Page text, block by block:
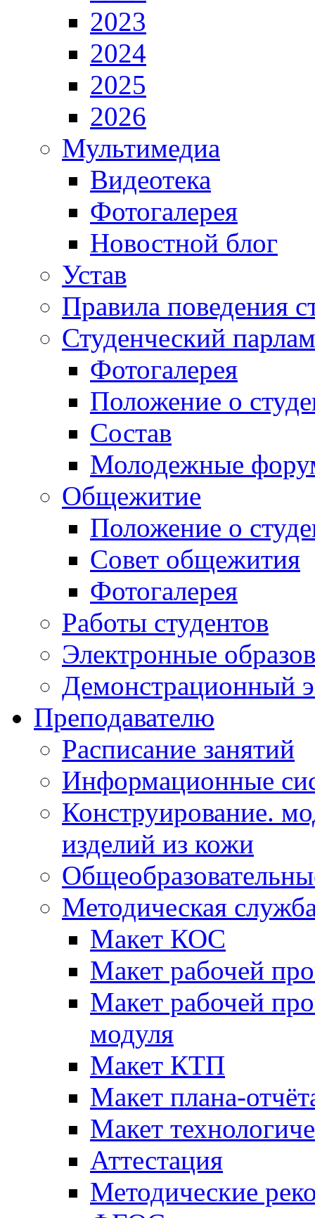
2023
2024
2025
2026
Мультимедиа
Видеотека
Фотогалерея
Новостной блог
Устав
Правила поведения
Студенческий
Фотогалерея
Положение о
Состав
Молодежные
Общежитие
Положение о
Совет общежития
Фотогалерея
Работы студентов
Электронные
Демонстрационный
Преподавателю
Расписание занятий
Информационные
Конструирование.
изделий из кожи
Методическая
Макет КОС
Макет рабочей
Макет рабочей
модуля
Макет КТП
Макет плана-
Макет
Аттестация
Методические